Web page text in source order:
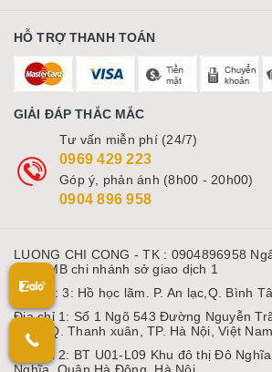
HỖ TRỢ THANH TOÁN
GIẢI ĐÁP THẮC MẮC
Tư vấn miễn phí (24/7)
0969 429 223
Góp ý, phản ánh (8h00 - 20h00)
0904 896 958
LUONG CHI CONG - TK : 0904896958
hàng MB chi nhánh sở giao dịch 1
Địa chỉ: 3: Hồ học lãm. P. An lạc,Q. Bình
Địa chỉ 1: Số 1 Ngõ 543 Đường Nguyễn
Nam, Q. Thanh xuân, TP. Hà Nội, Việt Nam
Địa chỉ 2: BT U01-L09 Khu đô thị Đô